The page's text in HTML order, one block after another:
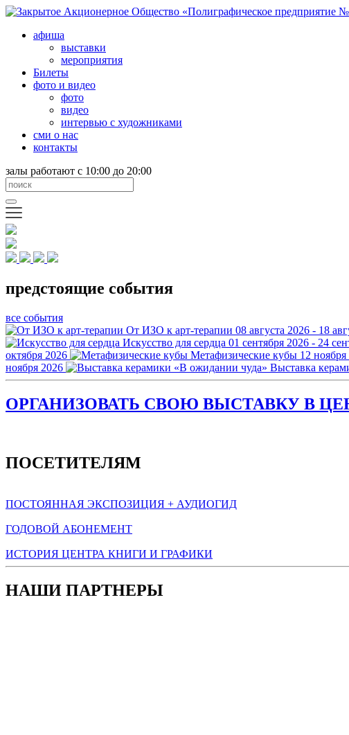
афиша
выставки
мероприятия
Билеты
фото и видео
фото
видео
интервью с художниками
сми о нас
контакты
залы работают с 10:00 до 20:00
предстоящие события
все события
От ИЗО к арт-терапии 08 августа 2026 - 18
Искусство для сердца 01 сентября 2026 - 24
октября 2026
Метафизические кубы 12
ноября 2026
Выставка
ОРГАНИЗОВАТЬ СВОЮ ВЫСТАВКУ В
ПОСЕТИТЕЛЯМ
ПОСТОЯННАЯ ЭКСПОЗИЦИЯ + АУДИОГИД
ГОДОВОЙ АБОНЕМЕНТ
ИСТОРИЯ ЦЕНТРА КНИГИ И ГРАФИКИ
НАШИ ПАРТНЕРЫ